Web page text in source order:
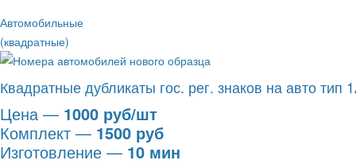
Автомобильные
(квадратные)
Квадратные дубликаты гос. рег. знаков на авто тип
Цена — 1000 руб/шт
Комплект — 1500 руб
Изготовление — 10 мин